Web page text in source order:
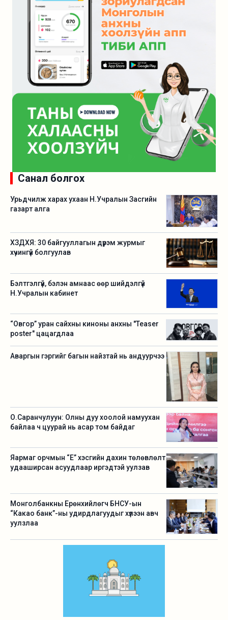
Санал болгох
Урьдчилж харах ухаан Н.Учралын Засгийн
газарт алга
ХЗДХЯ: 30 байгууллагын дүрэм журмыг
хүчингүй болгуулав
Бэлтгэлгүй, бэлэн амнаас өөр шийдэлгүй
Н.Учралын кабинет
“Овгор” уран сайхны киноны анхны "Teaser
poster" цацагдлаа
Аваргын гэргийг багын найзтай нь андуурчээ
О.Саранчулуун: Олны дуу хоолой намуухан
байлаа ч цуурай нь асар том байдаг
Яармаг орчмын “Е” хэсгийн дахин төлөвлөлт
удааширсан асуудлаар иргэдтэй уулзав
Монголбанкны Ерөнхийлөгч БНСУ-ын
“Какао банк”-ны удирдлагуудыг хүлээн авч
уулзлаа